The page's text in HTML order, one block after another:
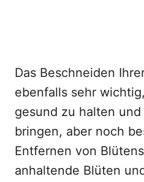
Das Beschneiden
ebenfalls sehr
gesund zu halten
bringen, aber noch
Entfernen von
anhaltende Blüten